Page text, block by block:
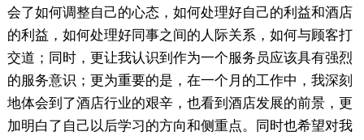
会了如何调整自己的心态，如何处理好自己的利益和酒店
的利益，如何处理好同事之间的人际关系，如何与顾客打
交道；同时，更让我认识到作为一个服务员应该具有强烈
的服务意识；更为重要的是，在一个月的工作中，我深刻
地体会到了酒店行业的艰辛，也看到酒店发展的前景，更
加明白了自己以后学习的方向和侧重点。同时也希望对我